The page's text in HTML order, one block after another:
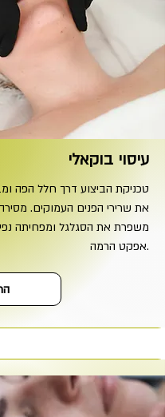
עיסוי בוקאלי
טכניקת הביצוע דרך חלל הפה
את שרירי הפנים העמוקים.
משפרת את הסגלגל ומפחיתה
אפקט הרמה.